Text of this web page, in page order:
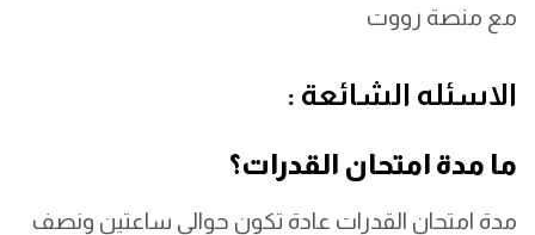
مع منصة رووت
الاسئله الشائعة :
ما مدة امتحان القدرات؟
مدة امتحان القدرات عادة تكون حوالي ساعتين ونصف